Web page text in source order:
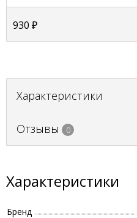
930 ₽
Характеристики
Отзывы 0
Характеристики
Бренд